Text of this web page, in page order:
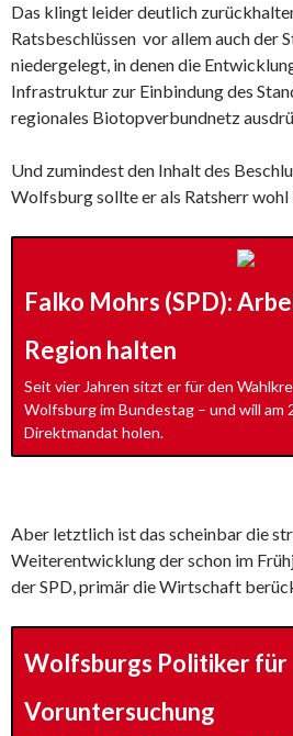
Das klingt leider deutlich
Ratsbeschlüssen vor allem auch der
niedergelegt, in denen die
Infrastruktur zur Einbindung des
regionales Biotopverbundnetz
Und zumindest den Inhalt des
Wolfsburg sollte er als Ratsherr wohl
Falko Mohrs (SPD):
Region halten
Seit vier Jahren sitzt er für den
Wolfsburg im Bundestag – und will am
Direktmandat holen.
Aber letztlich ist das scheinbar die
Weiterentwicklung der schon im
der SPD, primär die Wirtschaft
Wolfsburgs Politiker für
Voruntersuchung